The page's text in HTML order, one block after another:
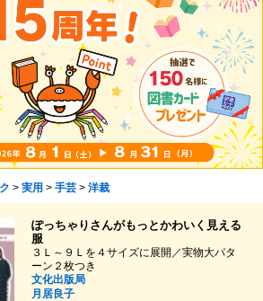
> 実用 > 手芸> 洋裁
ぽっちゃりさんがもっとかわいく見える
服
３Ｌ～９Ｌを４サイズに展開／実物大パタ
ーン２枚つき
文化出版局
月居良子